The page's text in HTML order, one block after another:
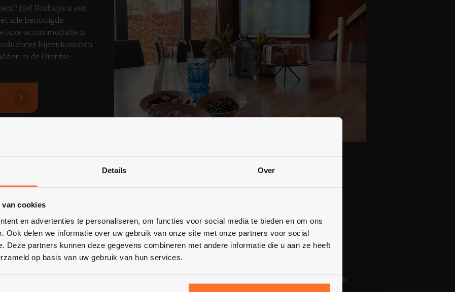
Details Over
van cookies
en advertenties te personaliseren, om functies voor social media te bieden en om ons
Ook delen we informatie over uw gebruik van onze site met onze partners voor social
Deze partners kunnen deze gegevens combineren met andere informatie die u aan ze heeft
op basis van uw gebruik van hun services.
Het Voshuys is een
alle benodigde
luxe accommodatie is
bijeenkomsten
in de Drentse
Zorg & Retraites
Van een ruime zorgaccommodatie tot een toevluchtsoord
voor retraites: Het Voshuys is uiterst geschikt. De
ruime tuin met veel privacy en biedt genoeg mogelijkheden